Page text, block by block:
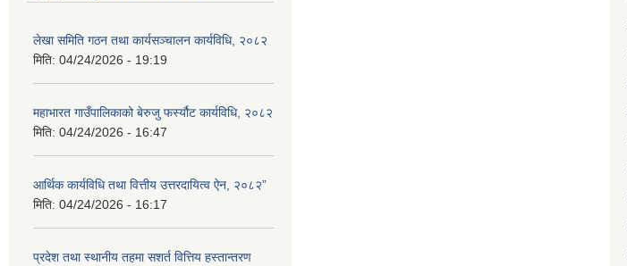
लेखा समिति गठन तथा कार्यसञ्चालन कार्यविधि, २०८२
मिति: 04/24/2026 - 19:19
महाभारत गाउँपालिकाको बेरुजु फर्स्यौट कार्यविधि, २०८२
मिति: 04/24/2026 - 16:47
आर्थिक कार्यविधि तथा वित्तीय उत्तरदायित्व ऐन, २०८२”
मिति: 04/24/2026 - 16:17
प्रदेश तथा स्थानीय तहमा सशर्त वित्तिय हस्तान्तरण